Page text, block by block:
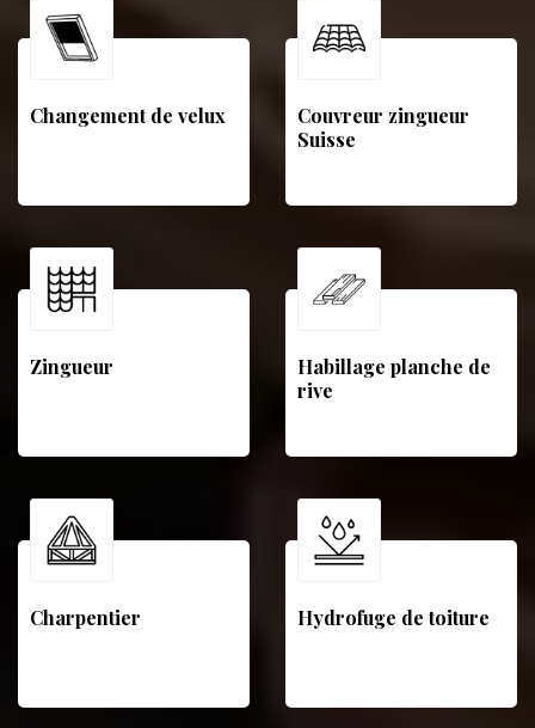
Changement de velux
Couvreur zingueur
Suisse
Zingueur
Habillage planche de
rive
Charpentier Hydrofuge de toiture